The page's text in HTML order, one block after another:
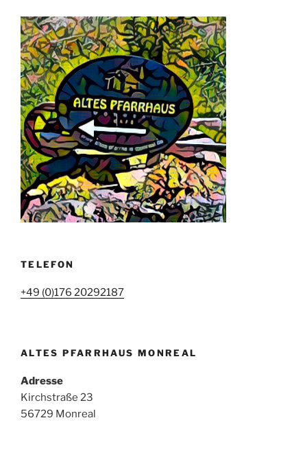
TELEFON
+49 (0)176 20292187
ALTES PFARRHAUS MONREAL
Adresse
Kirchstraße 23
56729 Monreal